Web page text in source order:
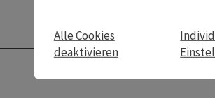
Alle Cookies
deaktivieren